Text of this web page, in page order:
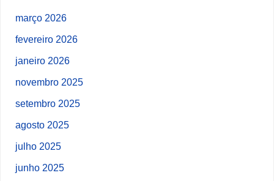
março 2026
fevereiro 2026
janeiro 2026
novembro 2025
setembro 2025
agosto 2025
julho 2025
junho 2025